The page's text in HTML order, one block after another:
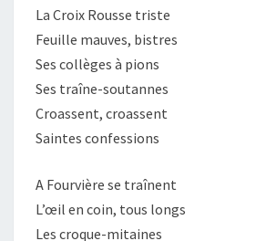
La Croix Rousse triste
Feuille mauves, bistres
Ses collèges à pions
Ses traîne-soutannes
Croassent, croassent
Saintes confessions
A Fourvière se traînent
L’œil en coin, tous longs
Les croque-mitaines